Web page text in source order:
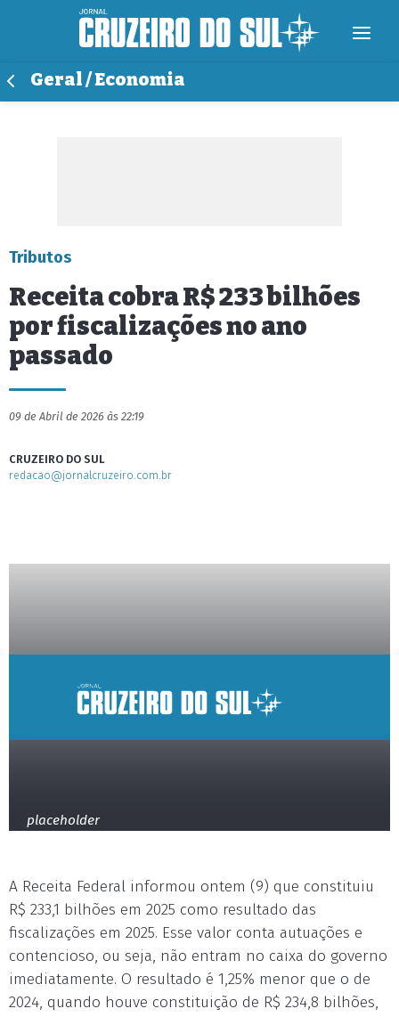
Geral / Economia
Tributos
Receita cobra R$ 233 bilhões
por fiscalizações no ano
passado
09 de Abril de 2026 às 22:19
CRUZEIRO DO SUL
redacao@jornalcruzeiro.com.br
placeholder
A Receita Federal informou ontem (9) que constituiu
R$ 233,1 bilhões em 2025 como resultado das
fiscalizações em 2025. Esse valor conta autuações e
contencioso, ou seja, não entram no caixa do governo
imediatamente. O resultado é 1,25% menor que o de
2024, quando houve constituição de R$ 234,8 bilhões,